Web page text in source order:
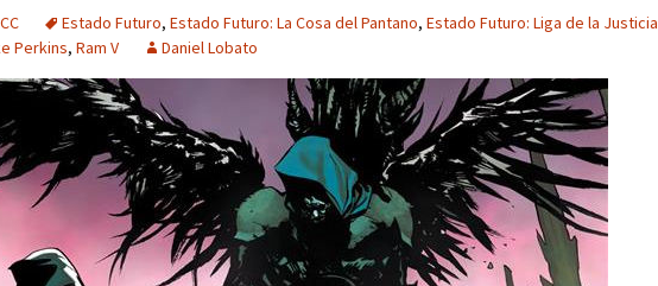
Estado Futuro, Estado Futuro: La Cosa del Pantano, Estado Futuro: Liga de la Justicia
Perkins, Ram V Daniel Lobato